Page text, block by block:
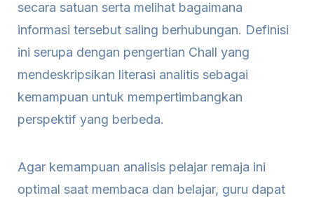
secara satuan serta melihat bagaimana
informasi tersebut saling berhubungan. Definisi
ini serupa dengan pengertian Chall yang
mendeskripsikan literasi analitis sebagai
kemampuan untuk mempertimbangkan
perspektif yang berbeda.
Agar kemampuan analisis pelajar remaja ini
optimal saat membaca dan belajar, guru dapat